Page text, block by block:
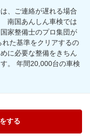
、ご連絡が遅れる場合
南国あんしん車検では
家整備士のプロ集団が
た基準をクリアするの
に必要な整備をきちん
。 年間20,000台の車検
する